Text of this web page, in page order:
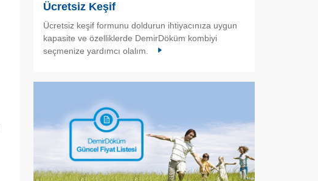
Ücretsiz Keşif
Ücretsiz keşif formunu doldurun ihtiyacınıza uygun
kapasite ve özelliklerde DemirDöküm kombiyi
seçmenize yardımcı olalım.